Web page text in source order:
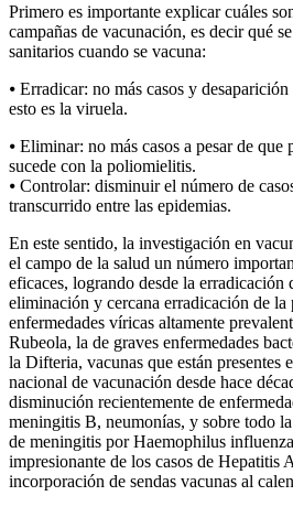
Primero es importante explicar cuáles
campañas de vacunación, es decir qué
sanitarios cuando se vacuna:
⦁ Erradicar: no más casos y
esto es la viruela.
⦁ Eliminar: no más casos a pesar de que
sucede con la poliomielitis.
⦁ Controlar: disminuir el número de
transcurrido entre las epidemias.
En este sentido, la investigación en
el campo de la salud un número
eficaces, logrando desde la erradicación
eliminación y cercana erradicación de
enfermedades víricas altamente
Rubeola, la de graves enfermedades
la Difteria, vacunas que están presentes
nacional de vacunación desde hace
disminución recientemente de
meningitis B, neumonías, y sobre todo
de meningitis por Haemophilus
impresionante de los casos de Hepatitis
incorporación de sendas vacunas al